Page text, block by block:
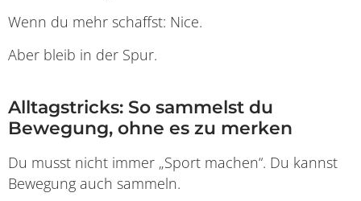
Wenn du mehr schaffst: Nice.
Aber bleib in der Spur.
Alltagstricks: So sammelst du
Bewegung, ohne es zu merken
Du musst nicht immer „Sport machen“. Du kannst
Bewegung auch sammeln.